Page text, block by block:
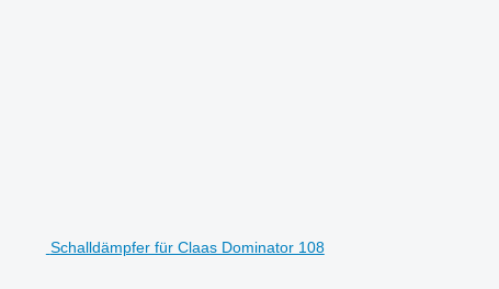
Schalldämpfer für Claas Dominator 108